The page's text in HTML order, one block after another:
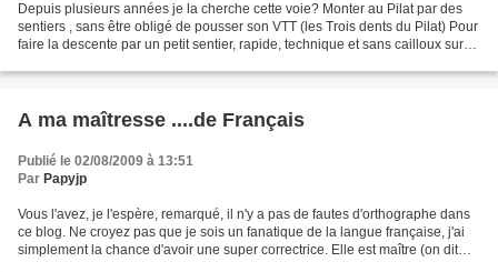
Depuis plusieurs années je la cherche cette voie? Monter au Pilat par des
sentiers , sans être obligé de pousser son VTT (les Trois dents du Pilat) Pour
faire la descente par un petit sentier, rapide, technique et sans cailloux sur
A ma maîtresse ....de Français
Publié le 02/08/2009 à 13:51
Par Papyjp
Vous l'avez, je l'espère, remarqué, il n'y a pas de fautes d'orthographe dans
ce blog. Ne croyez pas que je sois un fanatique de la langue française, j'ai
simplement la chance d'avoir une super correctrice. Elle est maître (on dit